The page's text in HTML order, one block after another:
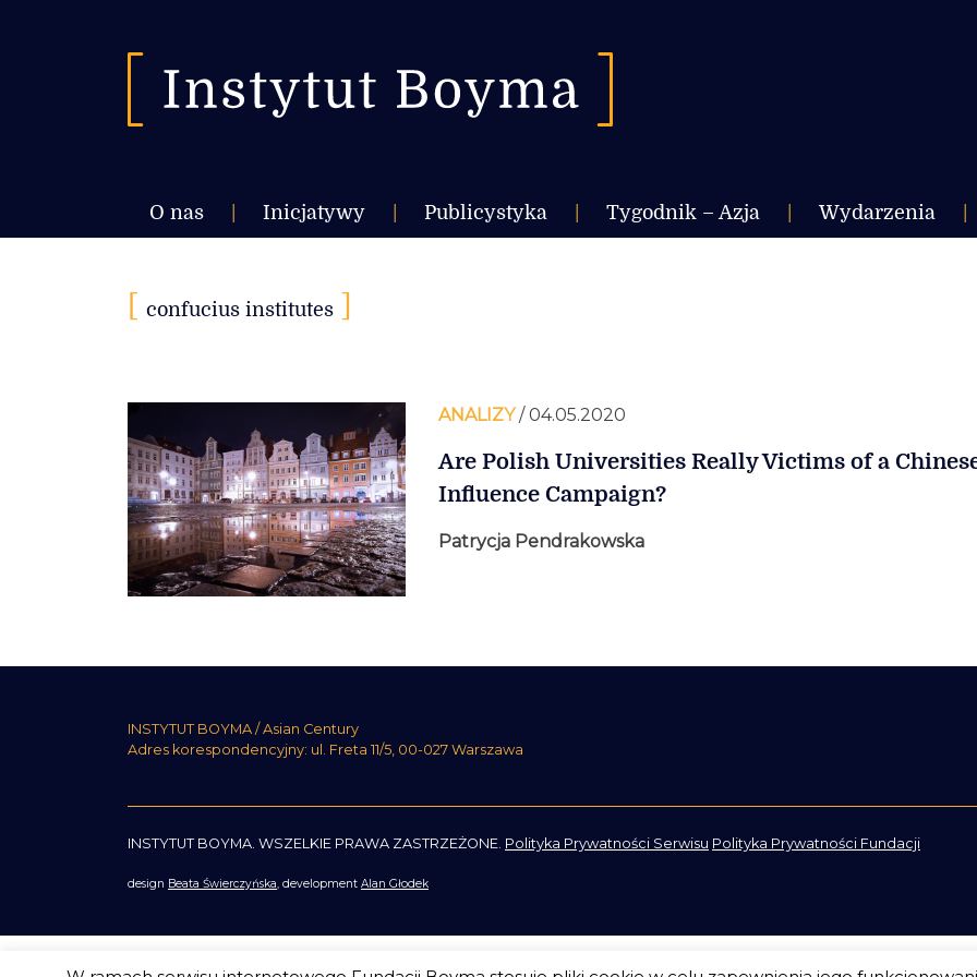
O nas Inicjatywy Publicystyka Tygodnik – Azja Wydarzenia
confucius institutes
ANALIZY/ 04.05.2020
Are Polish Universities Really Victims of a
Influence Campaign?
Patrycja Pendrakowska
INSTYTUT BOYMA / Asian Century
Adres korespondencyjny: ul. Freta 11/5, 00-027 Warszawa
INSTYTUT BOYMA. WSZELKIE PRAWA ZASTRZEŻONE. Polityka Prywatności Serwisu Polityka Prywatności Fundacji
design Beata Świerczyńska, development Alan Głodek